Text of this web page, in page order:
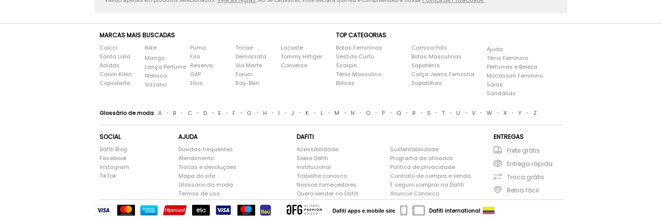
MARCAS MAIS BUSCADAS
Colcci
Santa Lolla
Adidas
Calvin Klein
Capodarte
Nike
Mango
Lança Perfume
Melissa
Vizzano
Puma
Fila
Reserva
GAP
Ellus
Tricae
Democrata
Via Marte
Forum
Ray-Ban
Lacoste
Tommy Hilfiger
Converse
TOP CATEGORIAS
Botas Femininas
Vestido Curto
Scarpin
Tênis Masculino
Bolsas
Camisa Polo
Botas Masculinas
Sapatênis
Calça Jeans Feminina
Sapatilhas
Ajuda
Tênis Feminino
Perfumes e Beleza
Mocassim Feminino
Saias
Sandálias
Glossário de moda A • B • C • D • E • F • G • H • I • J • K • L • M • N • O • P • Q • R • S • T • U • V • W • X • Y • Z
SOCIAL
Dafiti Blog
Facebook
Instagram
TikTok
AJUDA
Dúvidas frequentes
Atendimento
Trocas e devoluções
Mapa do site
Glossário da moda
Termos de uso
DAFITI
Acessibilidade
Sobre Dafiti
Institucional
Trabalhe conosco
Nossos fornecedores
Quero vender na Dafiti
Sustentabilidade
Programa de afiliados
Política de privacidade
Contrato de compra e venda
É seguro comprar na Dafiti
Anuncie Conosco
ENTREGAS
Frete grátis
Entrega rápida
Troca grátis
Retira fácil
Dafiti apps e mobile site Dafiti international